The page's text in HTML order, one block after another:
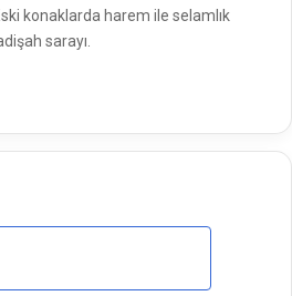
konaklarda harem ile selamlık
sarayı.